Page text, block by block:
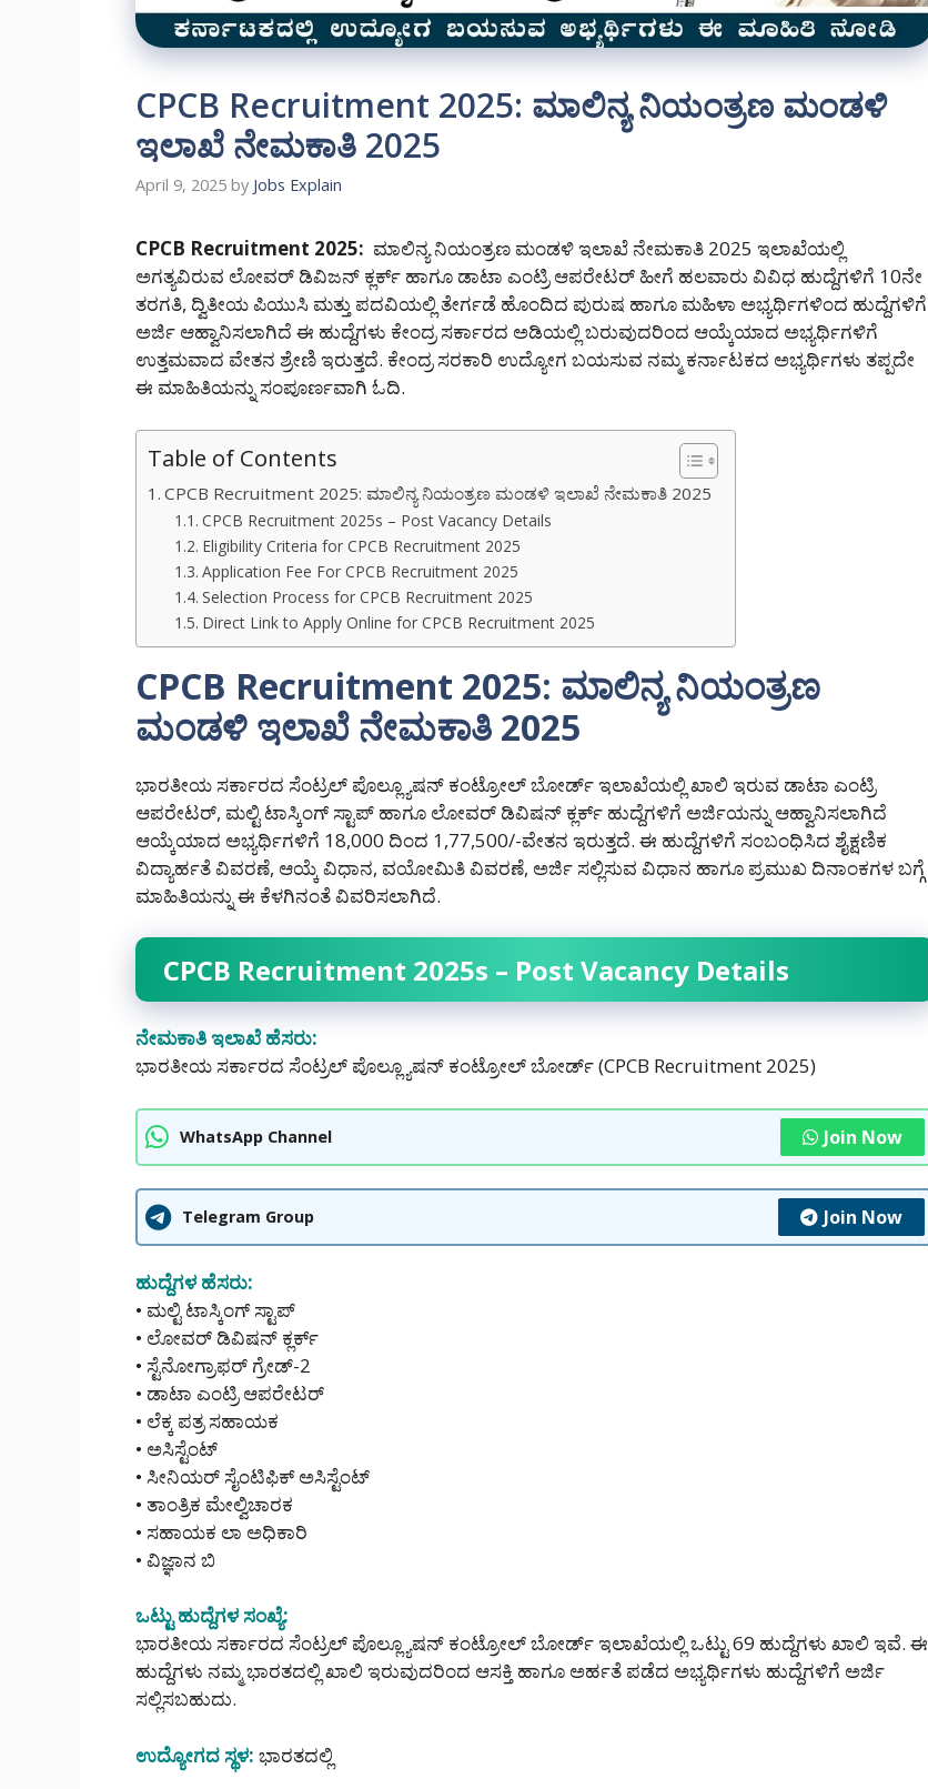
CPCB Recruitment 2025: ಮಾಲಿನ್ಯ ನಿಯಂತ್ರಣ ಮಂಡಳಿ
ಇಲಾಖೆ ನೇಮಕಾತಿ 2025
April 9, 2025 by Jobs Explain
CPCB Recruitment 2025: ಮಾಲಿನ್ಯ ನಿಯಂತ್ರಣ ಮಂಡಳಿ ಇಲಾಖೆ ನೇಮಕಾತಿ 2025 ಇಲಾಖೆಯಲ್ಲಿ
ಅಗತ್ಯವಿರುವ ಲೋವರ್ ಡಿವಿಜನ್ ಕ್ಲರ್ಕ್ ಹಾಗೂ ಡಾಟಾ ಎಂಟ್ರಿ ಆಪರೇಟರ್ ಹೀಗೆ ಹಲವಾರು ವಿವಿಧ ಹುದ್ದೆಗಳಿಗೆ 10ನೇ
ತರಗತಿ, ದ್ವಿತೀಯ ಪಿಯುಸಿ ಮತ್ತು ಪದವಿಯಲ್ಲಿ ತೇರ್ಗಡೆ ಹೊಂದಿದ ಪುರುಷ ಹಾಗೂ ಮಹಿಳಾ ಅಭ್ಯರ್ಥಿಗಳಿಂದ ಹುದ್ದೆಗಳಿಗೆ
ಅರ್ಜಿ ಆಹ್ವಾನಿಸಲಾಗಿದೆ ಈ ಹುದ್ದೆಗಳು ಕೇಂದ್ರ ಸರ್ಕಾರದ ಅಡಿಯಲ್ಲಿ ಬರುವುದರಿಂದ ಆಯ್ಕೆಯಾದ ಅಭ್ಯರ್ಥಿಗಳಿಗೆ
ಉತ್ತಮವಾದ ವೇತನ ಶ್ರೇಣಿ ಇರುತ್ತದೆ. ಕೇಂದ್ರ ಸರಕಾರಿ ಉದ್ಯೋಗ ಬಯಸುವ ನಮ್ಮ ಕರ್ನಾಟಕದ ಅಭ್ಯರ್ಥಿಗಳು ತಪ್ಪದೇ
ಈ ಮಾಹಿತಿಯನ್ನು ಸಂಪೂರ್ಣವಾಗಿ ಓದಿ.
Table of Contents
CPCB Recruitment 2025: ಮಾಲಿನ್ಯ ನಿಯಂತ್ರಣ ಮಂಡಳಿ ಇಲಾಖೆ ನೇಮಕಾತಿ 2025
CPCB Recruitment 2025s – Post Vacancy Details
Eligibility Criteria for CPCB Recruitment 2025
Application Fee For CPCB Recruitment 2025
Selection Process for CPCB Recruitment 2025
Direct Link to Apply Online for CPCB Recruitment 2025
CPCB Recruitment 2025: ಮಾಲಿನ್ಯ ನಿಯಂತ್ರಣ
ಮಂಡಳಿ ಇಲಾಖೆ ನೇಮಕಾತಿ 2025
ಭಾರತೀಯ ಸರ್ಕಾರದ ಸೆಂಟ್ರಲ್ ಪೊಲ್ಲ್ಯೂಷನ್ ಕಂಟ್ರೋಲ್ ಬೋರ್ಡ್ ಇಲಾಖೆಯಲ್ಲಿ ಖಾಲಿ ಇರುವ ಡಾಟಾ ಎಂಟ್ರಿ
ಆಪರೇಟರ್, ಮಲ್ಟಿ ಟಾಸ್ಕಿಂಗ್ ಸ್ಟಾಪ್ ಹಾಗೂ ಲೋವರ್ ಡಿವಿಷನ್ ಕ್ಲರ್ಕ್ ಹುದ್ದೆಗಳಿಗೆ ಅರ್ಜಿಯನ್ನು ಆಹ್ವಾನಿಸಲಾಗಿದೆ
ಆಯ್ಕೆಯಾದ ಅಭ್ಯರ್ಥಿಗಳಿಗೆ 18,000 ದಿಂದ 1,77,500/-ವೇತನ ಇರುತ್ತದೆ. ಈ ಹುದ್ದೆಗಳಿಗೆ ಸಂಬಂಧಿಸಿದ ಶೈಕ್ಷಣಿಕ
ವಿದ್ಯಾರ್ಹತೆ ವಿವರಣೆ, ಆಯ್ಕೆ ವಿಧಾನ, ವಯೋಮಿತಿ ವಿವರಣೆ, ಅರ್ಜಿ ಸಲ್ಲಿಸುವ ವಿಧಾನ ಹಾಗೂ ಪ್ರಮುಖ ದಿನಾಂಕಗಳ ಬಗ್ಗೆ
ಮಾಹಿತಿಯನ್ನು ಈ ಕೆಳಗಿನಂತೆ ವಿವರಿಸಲಾಗಿದೆ.
CPCB Recruitment 2025s – Post Vacancy Details
ನೇಮಕಾತಿ ಇಲಾಖೆ ಹೆಸರು:
ಭಾರತೀಯ ಸರ್ಕಾರದ ಸೆಂಟ್ರಲ್ ಪೊಲ್ಲ್ಯೂಷನ್ ಕಂಟ್ರೋಲ್ ಬೋರ್ಡ್ (CPCB Recruitment 2025)
WhatsApp Channel Join Now
Telegram Group Join Now
ಹುದ್ದೆಗಳ ಹೆಸರು:
• ಮಲ್ಟಿ ಟಾಸ್ಕಿಂಗ್ ಸ್ಟಾಪ್
• ಲೋವರ್ ಡಿವಿಷನ್ ಕ್ಲರ್ಕ್
• ಸ್ಟೆನೋಗ್ರಾಫರ್ ಗ್ರೇಡ್-2
• ಡಾಟಾ ಎಂಟ್ರಿ ಆಪರೇಟರ್
• ಲೆಕ್ಕ ಪತ್ರ ಸಹಾಯಕ
• ಅಸಿಸ್ಟೆಂಟ್
• ಸೀನಿಯರ್ ಸೈಂಟಿಫಿಕ್ ಅಸಿಸ್ಟೆಂಟ್
• ತಾಂತ್ರಿಕ ಮೇಲ್ವಿಚಾರಕ
• ಸಹಾಯಕ ಲಾ ಅಧಿಕಾರಿ
• ವಿಜ್ಞಾನ ಬಿ
ಒಟ್ಟು ಹುದ್ದೆಗಳ ಸಂಖ್ಯೆ:
ಭಾರತೀಯ ಸರ್ಕಾರದ ಸೆಂಟ್ರಲ್ ಪೊಲ್ಲ್ಯೂಷನ್ ಕಂಟ್ರೋಲ್ ಬೋರ್ಡ್ ಇಲಾಖೆಯಲ್ಲಿ ಒಟ್ಟು 69 ಹುದ್ದೆಗಳು ಖಾಲಿ ಇವೆ. ಈ
ಹುದ್ದೆಗಳು ನಮ್ಮ ಭಾರತದಲ್ಲಿ ಖಾಲಿ ಇರುವುದರಿಂದ ಆಸಕ್ತಿ ಹಾಗೂ ಅರ್ಹತೆ ಪಡೆದ ಅಭ್ಯರ್ಥಿಗಳು ಹುದ್ದೆಗಳಿಗೆ ಅರ್ಜಿ
ಸಲ್ಲಿಸಬಹುದು.
ಉದ್ಯೋಗದ ಸ್ಥಳ: ಭಾರತದಲ್ಲಿ